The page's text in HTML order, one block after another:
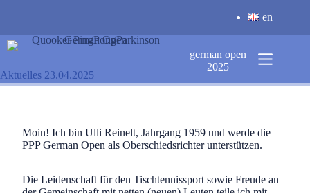
en
german open
2025
Aktuelles 23.04.2025
Moin! Ich bin Ulli Reinelt, Jahrgang 1959 und werde die
PPP German Open als Oberschiedsrichter unterstützen.
Die Leidenschaft für den Tischtennissport sowie Freude an